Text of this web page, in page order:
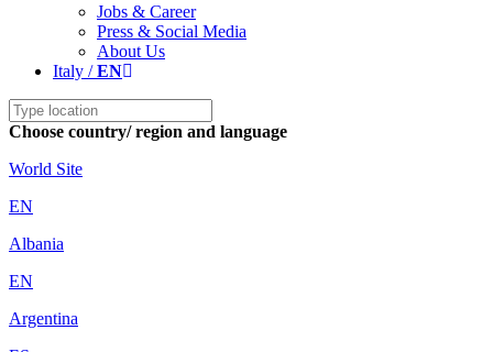
Jobs & Career
Press & Social Media
About Us
Italy /EN
Choose country/ region and language
World Site
EN
Albania
EN
Argentina